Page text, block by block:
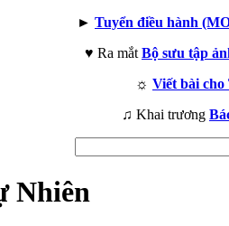
► Tuyển điều hành
♥ Ra mắt Bộ sưu tập
☼ Viết bài cho
♫ Khai trương
Nhiên